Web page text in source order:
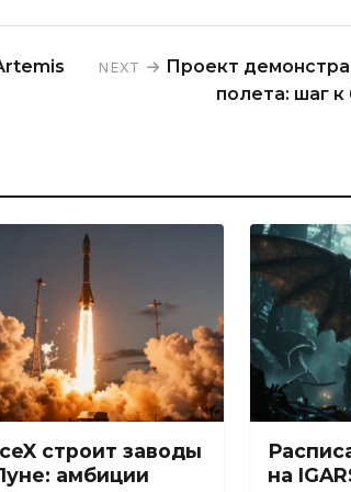
NEXT
Проект
полета: шаг
строит заводы
амбиции
на